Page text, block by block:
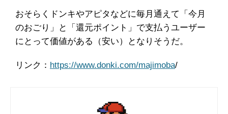
おそらくドンキやアピタなどに毎月通えて「今月
のおごり」と「還元ポイント」で支払うユーザー
にとって価値がある（安い）となりそうだ。
リンク： https://www.donki.com/majimoba/